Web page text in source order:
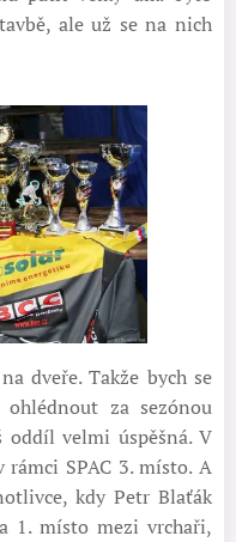
ale už se na nich
dveře. Takže bych se
za sezónou
oddíl velmi úspěšná. V
SPAC 3. místo. A
kdy Petr Blaťák
1. místo mezi vrchaři,